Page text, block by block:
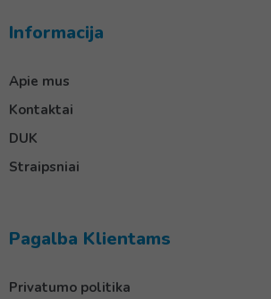
Informacija
Apie mus
Kontaktai
DUK
Straipsniai
Pagalba Klientams
Privatumo politika